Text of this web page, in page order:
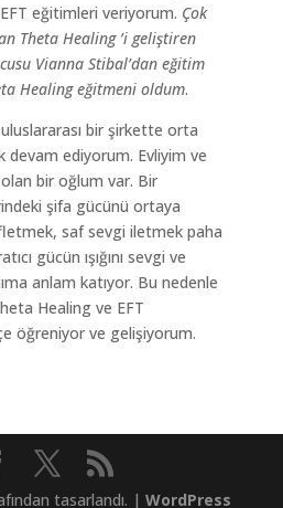
eğitimleri veriyorum. Çok
Theta Healing ’i geliştiren
Vianna Stibal’dan eğitim
Healing eğitmeni oldum.
bir şirkette orta
ediyorum. Evliyim ve
olan bir oğlum var. Bir
şifa gücünü ortaya
saf sevgi iletmek paha
gücün ışığını sevgi ve
anlam katıyor. Bu nedenle
Healing ve EFT
öğreniyor ve gelişiyorum.
tasarlandı. |WordPress